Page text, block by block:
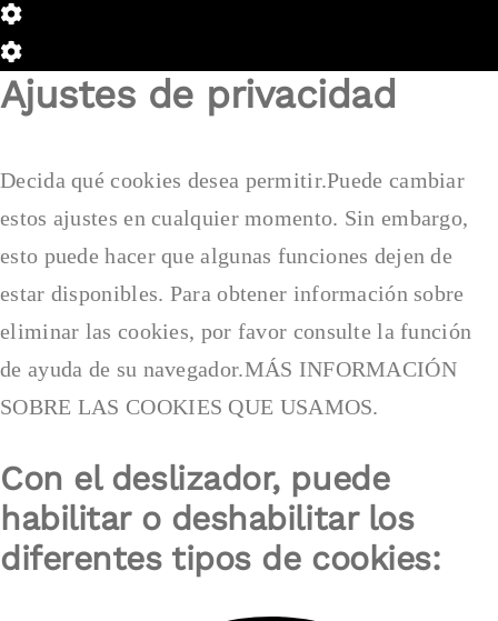
Configuración
de
Cookie
Configuración
de
Ajustes de privacidad
Decida qué cookies desea permitir.Puede cambiar
estos ajustes en cualquier momento. Sin embargo,
esto puede hacer que algunas funciones dejen de
estar disponibles. Para obtener información sobre
eliminar las cookies, por favor consulte la función
de ayuda de su navegador.MÁS INFORMACIÓN
SOBRE LAS COOKIES QUE USAMOS.
Con el deslizador, puede
habilitar o deshabilitar los
diferentes tipos de cookies: